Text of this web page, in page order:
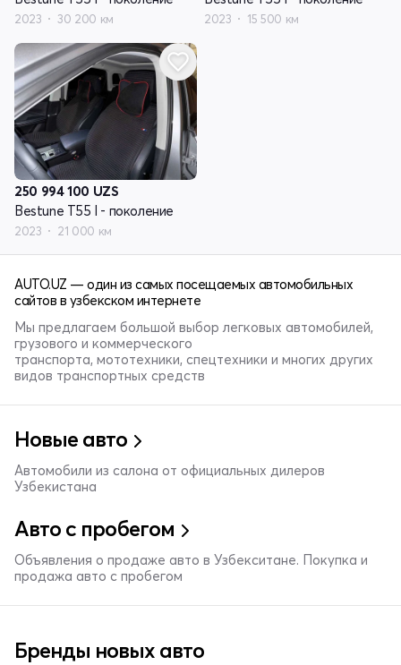
2023 30 200 км 2023 15 500 км
250 994 100 UZS
Bestune T55 I - поколение
2023 21 000 км
AUTO.UZ — один из самых посещаемых автомобильных
сайтов в узбекском интернете
Мы предлагаем большой выбор легковых автомобилей,
грузового и коммерческого
транспорта, мототехники, спецтехники и многих других
видов транспортных средств
Новые авто
Автомобили из салона от официальных дилеров
Узбекистана
Авто с пробегом
Объявления о продаже авто в Узбекситане. Покупка и
продажа авто с пробегом
Бренды новых авто